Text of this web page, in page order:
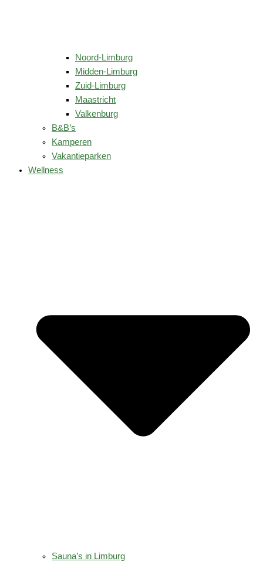
Noord-Limburg
Midden-Limburg
Zuid-Limburg
Maastricht
Valkenburg
B&B’s
Kamperen
Vakantieparken
Wellness
Sauna’s in Limburg